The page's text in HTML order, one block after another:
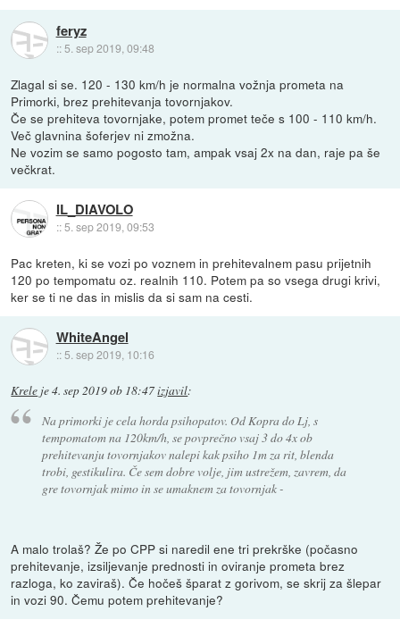
feryz
:: 5. sep 2019, 09:48
Zlagal si se. 120 - 130 km/h je normalna vožnja prometa na
Primorki, brez prehitevanja tovornjakov.
Če se prehiteva tovornjake, potem promet teče s 100 - 110 km/h.
Več glavnina šoferjev ni zmožna.
Ne vozim se samo pogosto tam, ampak vsaj 2x na dan, raje pa še
večkrat.
IL_DIAVOLO
::5. sep 2019, 09:53
Pac kreten, ki se vozi po voznem in prehitevalnem pasu prijetnih
120 po tempomatu oz. realnih 110. Potem pa so vsega drugi krivi,
ker se ti ne das in mislis da si sam na cesti.
WhiteAngel
:: 5. sep 2019, 10:16
Krele je4. sep 2019 ob 18:47izjavil:
Na primorki je cela horda psihopatov. Od Kopra do Lj, s
tempomatom na 120km/h, se povprečno vsaj 3 do 4x ob
prehitevanju tovornjakov nalepi kak psiho 1m za rit, blenda
trobi, gestikulira. Če sem dobre volje, jim ustrežem, zavrem, da
gre tovornjak mimo in se umaknem za tovornjak -
A malo trolaš? Že po CPP si naredil ene tri prekrške (počasno
prehitevanje, izsiljevanje prednosti in oviranje prometa brez
razloga, ko zaviraš). Če hočeš šparat z gorivom, se skrij za šlepar
in vozi 90. Čemu potem prehitevanje?